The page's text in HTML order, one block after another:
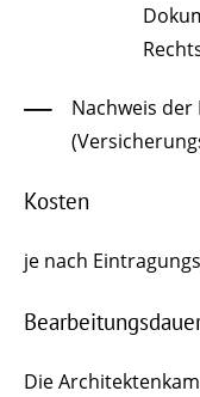
Nachweis
Kosten
je nach
Die